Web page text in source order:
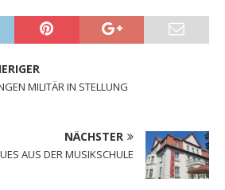
MILITÄR IN STELLUNG
NÄCHSTER
AUS DER MUSIKSCHULE